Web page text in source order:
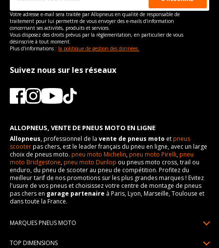
Votre adresse e-mail sera traitée par Allopneus en qualité de responsable de
traitement pour lui permettre de vous envoyer des e-mails d'information
concernant ses activités, produits et services.
Vous disposez des droits prévus par la règlementation, en particulier de vous
désinscrire à tout moment.
Plus d'informations : la politique de gestion des données.
Suivez nous sur les réseaux
ALLOPNEUS, VENTE DE PNEUS MOTO EN LIGNE
Allopneus, professionnel de la vente de pneus moto etpneus
scooterpas chers, est le leader français du pneu en ligne, avec un large
choix de pneus moto. pneu moto Michelin,pneu moto Pirelli,pneu
moto Bridgestone,pneu moto Dunlop ou pneus moto cross, trail ou
enduro, du pneu de scooter au pneu de compétition. Profitez du
meilleur tarif de nos promotions sur les plus grandes marques ! Evitez
l'usure de vos pneus et choisissez votre centre de montage de pneus
pas chers en garage partenaire à Paris, Lyon, Marseille, Toulouse et
dans toute la France.
MARQUES PNEUS MOTO
TOP DIMENSIONS